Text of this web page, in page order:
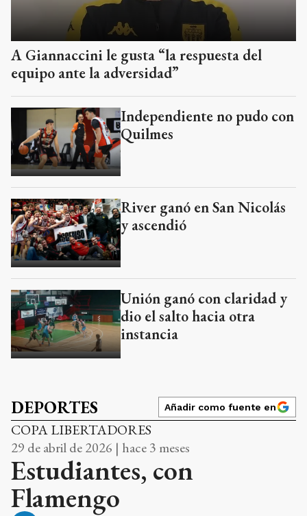
A Giannaccini le gusta “la respuesta del
equipo ante la adversidad”
Independiente no pudo con
Quilmes
River ganó en San Nicolás
y ascendió
Unión ganó con claridad y
dio el salto hacia otra
instancia
DEPORTES Añadir como fuente en
COPA LIBERTADORES
29 de abril de 2026 | hace 3 meses
Estudiantes, con
Flamengo